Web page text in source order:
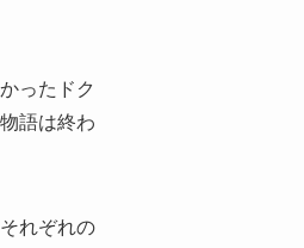
ったドク
語は終わ
れぞれの